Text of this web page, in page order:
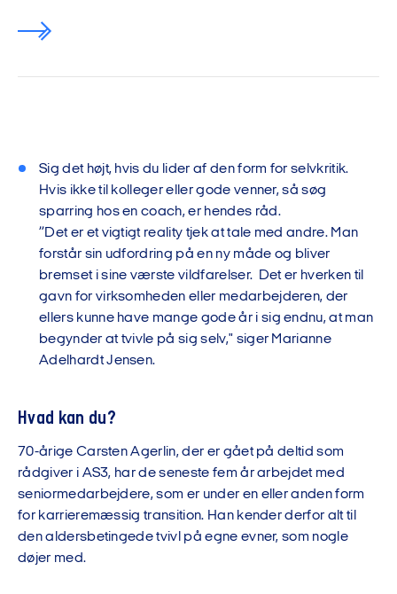
Sig det højt, hvis du lider af den form for selvkritik.
Hvis ikke til kolleger eller gode venner, så søg
sparring hos en coach, er hendes råd.
”Det er et vigtigt reality tjek at tale med andre. Man
forstår sin udfordring på en ny måde og bliver
bremset i sine værste vildfarelser. Det er hverken til
gavn for virksomheden eller medarbejderen, der
ellers kunne have mange gode år i sig endnu, at man
begynder at tvivle på sig selv," siger Marianne
Adelhardt Jensen.
Hvad kan du?
70-årige Carsten Agerlin, der er gået på deltid som
rådgiver i AS3, har de seneste fem år arbejdet med
seniormedarbejdere, som er under en eller anden form
for karrieremæssig transition. Han kender derfor alt til
den aldersbetingede tvivl på egne evner, som nogle
døjer med.